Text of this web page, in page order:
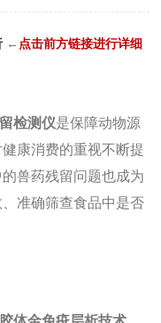
← 点击前方链接进行详细
检测仪是保障动物源
康消费的重视不断提
兽药残留问题也成为
准确筛查食品中是否